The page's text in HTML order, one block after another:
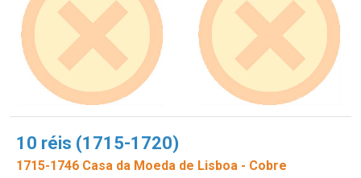
10 réis (1715-1720)
1715-1746 Casa da Moeda de Lisboa - Cobre